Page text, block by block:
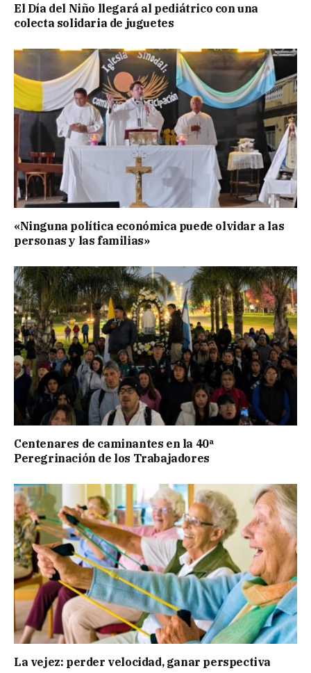
El Día del Niño llegará al pediátrico con una
colecta solidaria de juguetes
«Ninguna política económica puede olvidar a las
personas y las familias»
Centenares de caminantes en la 40ª
Peregrinación de los Trabajadores
La vejez: perder velocidad, ganar perspectiva